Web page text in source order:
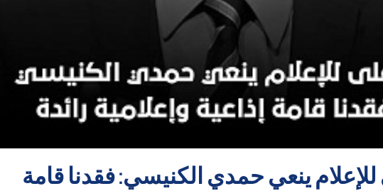
للإعلام ينعي حمدي الكنيسي: فقدنا قامة